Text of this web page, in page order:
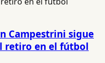
Campestrini sigue
retiro en el fútbol